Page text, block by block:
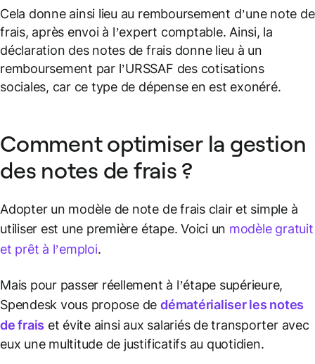
Cela donne ainsi lieu au remboursement d’une note de
frais, après envoi à l’expert comptable. Ainsi, la
déclaration des notes de frais donne lieu à un
remboursement par l’URSSAF des cotisations
sociales, car ce type de dépense en est exonéré.
Comment optimiser la gestion
des notes de frais ?
Adopter un modèle de note de frais clair et simple à
utiliser est une première étape. Voici un modèle gratuit
et prêt à l’emploi.
Mais pour passer réellement à l’étape supérieure,
Spendesk vous propose de dématérialiser les notes
de frais et évite ainsi aux salariés de transporter avec
eux une multitude de justificatifs au quotidien.